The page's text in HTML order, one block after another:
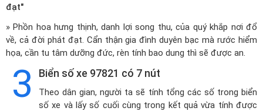
đạt"
» Phồn hoa hưng thịnh, danh lợi song thu, của quý khắp nơi đổ
về, cả đời phát đạt. Cẩn thận gia đình duyên bạc mà rước hiểm
họa, cần tu tâm dưỡng đức, rèn tính bao dung thì sẽ được an.
3 Biển số xe 97821 có 7 nút
Theo dân gian, người ta sẽ tính tổng các số trong biển
số xe và lấy số cuối cùng trong kết quả vừa tính được